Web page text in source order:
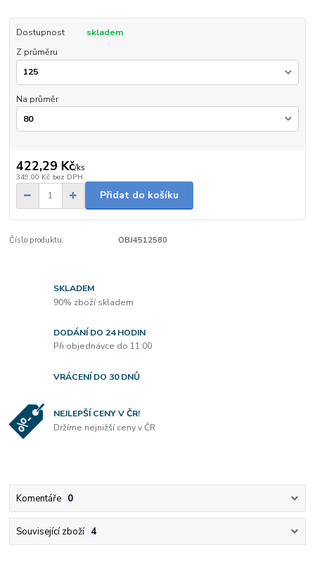
Dostupnost
skladem
Z průměru
Na průměr
422,29 Kč/ks
349,00 Kč bez DPH
Přidat do košíku
Číslo produktu: OBJ4512580
SKLADEM
90% zboží skladem
DODÁNÍ DO 24 HODIN
Při objednávce do 11:00
VRÁCENÍ DO 30 DNŮ
NEJLEPŠÍ CENY V ČR!
Držíme nejnižší ceny v ČR
Komentáře 0
Související zboží 4